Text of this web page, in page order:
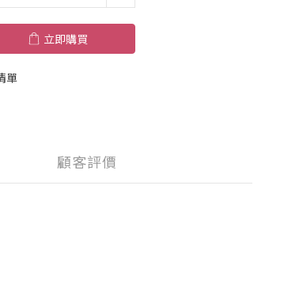
立即購買
單
顧客評價